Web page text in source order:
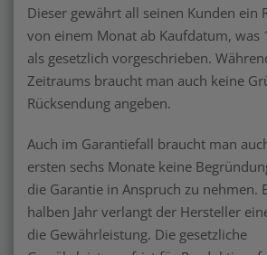
Dieser gewährt all seinen Kunden ein
von einem Monat ab Kaufdatum, was
als gesetzlich vorgeschrieben.
Zeitraums braucht man auch keine
Rücksendung angeben.
Auch im Garantiefall braucht man
ersten sechs Monate keine
die Garantie in Anspruch zu nehmen.
halben Jahr verlangt der Hersteller
die Gewährleistung. Die gesetzliche